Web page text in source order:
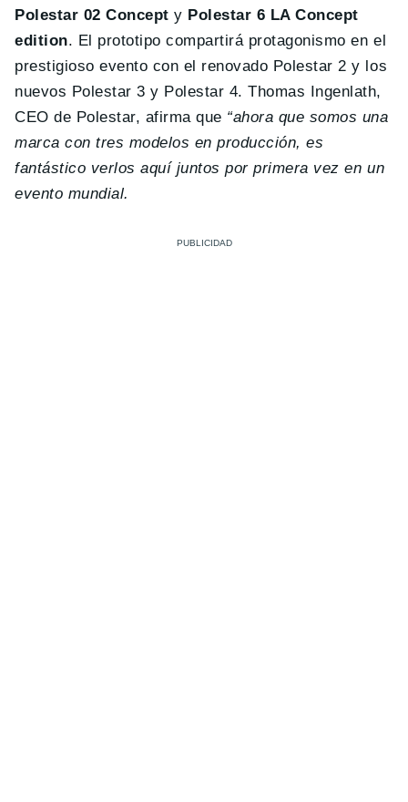
Polestar 02 Concept y Polestar 6 LA Concept
edition. El prototipo compartirá protagonismo en el
prestigioso evento con el renovado Polestar 2 y los
nuevos Polestar 3 y Polestar 4. Thomas Ingenlath,
CEO de Polestar, afirma que “ahora que somos una
marca con tres modelos en producción, es
fantástico verlos aquí juntos por primera vez en un
evento mundial.